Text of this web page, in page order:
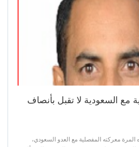
مع السعودية لا تقبل بأنصاف
معركته المفصلية مع العدو السعودي،